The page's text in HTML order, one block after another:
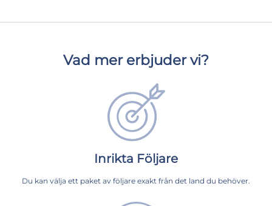
Vad mer erbjuder vi?
Inrikta Följare
Du kan välja ett paket av följare exakt från det land du behöver.